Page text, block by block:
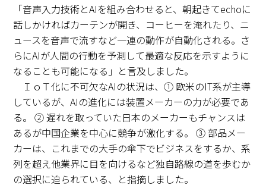
「音声入力技術とAIを組み合わせると、朝起きてechoに
話しかければカーテンが開き、コーヒーを淹れたり、ニ
ュースを音声で流すなど一連の動作が自動化される。さ
らにAIが人間の行動を予測して最適な反応を示すように
なることも可能になる」と言及しました。
ＩｏＴ化に不可欠なAIの状況は、① 欧米のIT系が主導
しているが、AIの進化には装置メーカーの力が必要であ
る。 ② 遅れを取っていた日本のメーカーもチャンスは
あるが中国企業を中心に競争が激化する。 ③ 部品メー
カーは、これまでの大手の傘下でビジネスをするか、系
列を超え他業界に目を向けるなど独自路線の道を歩むか
の選択に迫られている、と指摘しました。